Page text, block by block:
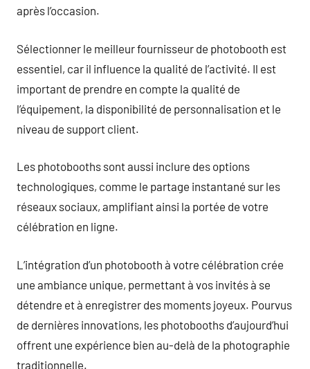
après l’occasion.
Sélectionner le meilleur fournisseur de photobooth est
essentiel, car il influence la qualité de l’activité. Il est
important de prendre en compte la qualité de
l’équipement, la disponibilité de personnalisation et le
niveau de support client.
Les photobooths sont aussi inclure des options
technologiques, comme le partage instantané sur les
réseaux sociaux, amplifiant ainsi la portée de votre
célébration en ligne.
L’intégration d’un photobooth à votre célébration crée
une ambiance unique, permettant à vos invités à se
détendre et à enregistrer des moments joyeux. Pourvus
de dernières innovations, les photobooths d’aujourd’hui
offrent une expérience bien au-delà de la photographie
traditionnelle.